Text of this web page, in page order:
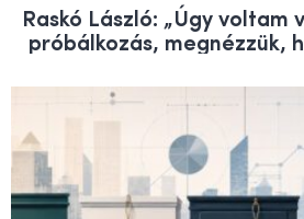
Raskó László: „Úgy voltam
próbálkozás, megnézzük,